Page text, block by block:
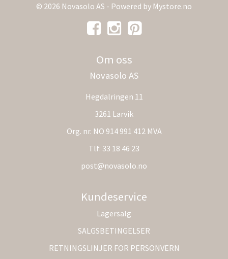
© 2026 Novasolo AS - Powered by Mystore.no
Om oss
Novasolo AS
Hegdalringen 11
3261 Larvik
Org. nr. NO 914 991 412 MVA
Tlf: 33 18 46 23
post@novasolo.no
Kundeservice
Lagersalg
SALGSBETINGELSER
RETNINGSLINJER FOR PERSONVERN